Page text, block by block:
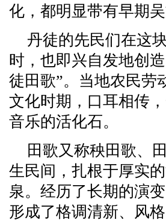
化，都明显带有早期吴
丹徒的先民们在这
时，也即兴自发地创
徒田歌”。当地农民劳
文化时期，口耳相传
音乐的活化石。
田歌又称秧田歌、
生民间，扎根于厚实
泉。经历了长期的演
形成了格调清新、风